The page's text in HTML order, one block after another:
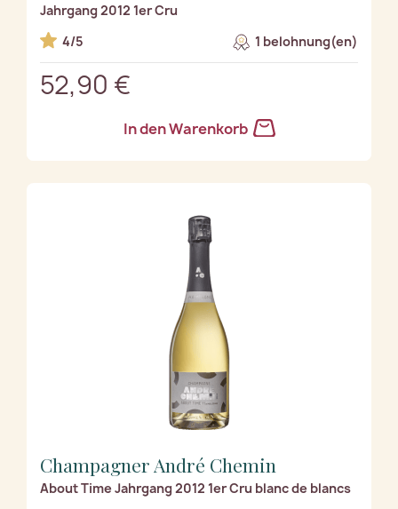
Jahrgang 2012 1er Cru
4/5
1 belohnung(en)
52,90 €
In den Warenkorb
Champagner André Chemin
About Time Jahrgang 2012 1er Cru blanc de blancs